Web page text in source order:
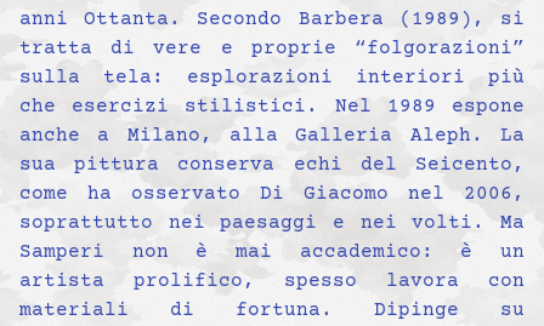
anni Ottanta. Secondo Barbera (1989), si
tratta di vere e proprie “folgorazioni”
sulla tela: esplorazioni interiori più
che esercizi stilistici. Nel 1989 espone
anche a Milano, alla Galleria Aleph. La
sua pittura conserva echi del Seicento,
come ha osservato Di Giacomo nel 2006,
soprattutto nei paesaggi e nei volti. Ma
Samperi non è mai accademico: è un
artista prolifico, spesso lavora con
materiali di fortuna. Dipinge su